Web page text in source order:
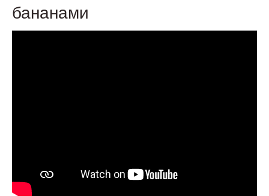
бананами